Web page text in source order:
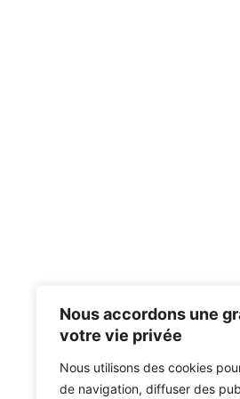
Nous accordons une
votre vie privée
Nous utilisons des cookies
de navigation, diffuser des